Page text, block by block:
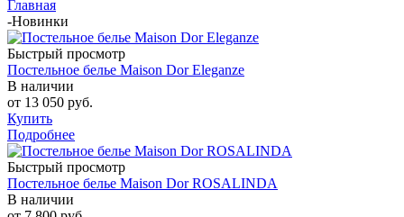
Главная
-Новинки
Быстрый просмотр
Постельное белье Maison Dor Eleganze
В наличии
от 13 050 руб.
Купить
Подробнее
Быстрый просмотр
Постельное белье Maison Dor ROSALINDA
В наличии